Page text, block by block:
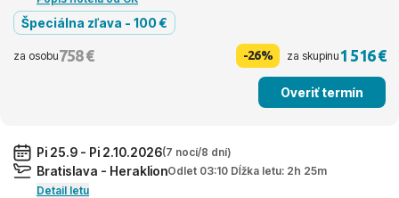
Špeciálna zľava - 100 €
za osobu758 € -26% za skupinu1 516 €
Overiť termín
Pi 25.9 - Pi 2.10.2026(7 nocí/8 dní)
Bratislava - HeraklionOdlet 03:10 Dĺžka letu: 2h 25m
Detail letu